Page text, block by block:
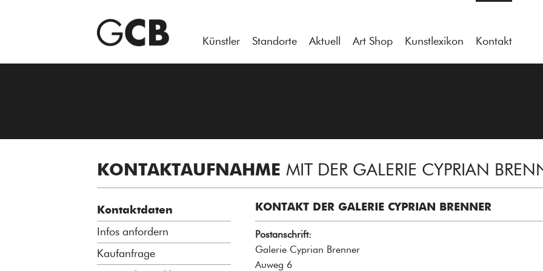
Künstler Standorte Aktuell Art Shop Kunstlexikon Kontakt
KONTAKTAUFNAHME MIT DER GALERIE CYPRIAN
Kontaktdaten
Infos anfordern
Kaufanfrage
KONTAKT DER GALERIE CYPRIAN BRENNER
Postanschrift:
Galerie Cyprian Brenner
Auweg 6